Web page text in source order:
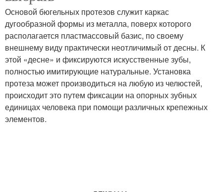
Основой бюгельных протезов служит каркас
дугообразной формы из металла, поверх которого
располагается пластмассовый базис, по своему
внешнему виду практически неотличимый от десны. К
этой «десне» и фиксируются искусственные зубы,
полностью имитирующие натуральные. Установка
протеза может производиться на любую из челюстей,
происходит это путем фиксации на опорных зубных
единицах человека при помощи различных крепежных
элементов.